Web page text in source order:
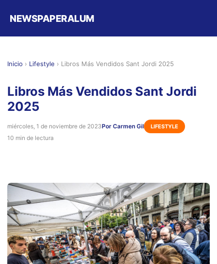
NEWSPAPERALUM
Inicio › Lifestyle › Libros Más Vendidos Sant Jordi 2025
Libros Más Vendidos Sant Jordi
2025
miércoles, 1 de noviembre de 2023Por Carmen Gil LIFESTYLE
10 min de lectura